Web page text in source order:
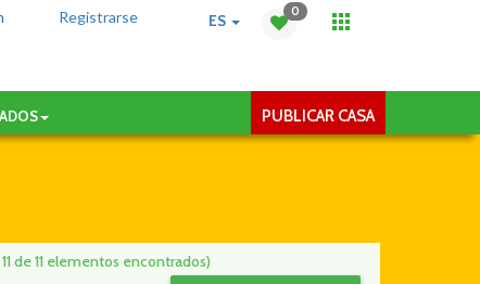
0
ES
Registrarse
PUBLICAR CASA
de 11 elementos encontrados)